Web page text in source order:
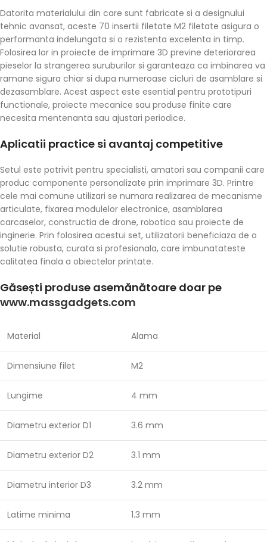
Datorita materialului din care sunt fabricate si a designului
tehnic avansat, aceste 70 insertii filetate M2 filetate asigura o
performanta indelungata si o rezistenta excelenta in timp.
Folosirea lor in proiecte de imprimare 3D previne deteriorarea
pieselor la strangerea suruburilor si garanteaza ca imbinarea va
ramane sigura chiar si dupa numeroase cicluri de asamblare si
dezasamblare. Acest aspect este esential pentru prototipuri
functionale, proiecte mecanice sau produse finite care
necesita mentenanta sau ajustari periodice.
Aplicatii practice si avantaj competitive
Setul este potrivit pentru specialisti, amatori sau companii care
produc componente personalizate prin imprimare 3D. Printre
cele mai comune utilizari se numara realizarea de mecanisme
articulate, fixarea modulelor electronice, asamblarea
carcaselor, constructia de drone, robotica sau proiecte de
inginerie. Prin folosirea acestui set, utilizatorii beneficiaza de o
solutie robusta, curata si profesionala, care imbunatateste
calitatea finala a obiectelor printate.
Găsești produse asemănătoare doar pe
www.massgadgets.com
Material Alama
Dimensiune filet M2
Lungime 4 mm
Diametru exterior D1 3.6 mm
Diametru exterior D2 3.1 mm
Diametru interior D3 3.2 mm
Latime minima 1.3 mm